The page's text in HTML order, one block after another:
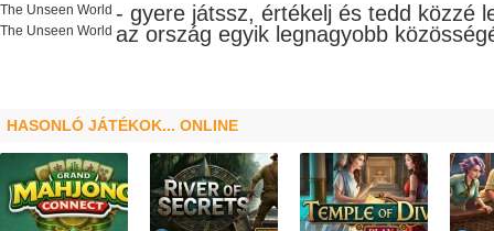
The Unseen World - gyere játssz, értékelj és tedd közzé
az ország egyik legnagyobb
The Unseen World
HASONLÓ JÁTÉKOK... ONLINE